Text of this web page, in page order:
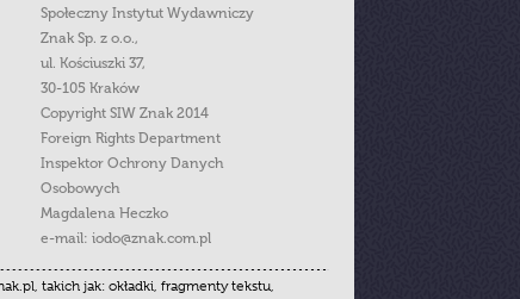
Społeczny Instytut Wydawniczy
Znak Sp. z o.o.,
ul. Kościuszki 37,
30-105 Kraków
Copyright SIW Znak 2014
Foreign Rights Department
Inspektor Ochrony Danych
Osobowych
Magdalena Heczko
e-mail: iodo@znak.com.pl
takich jak: okładki, fragmenty tekstu,